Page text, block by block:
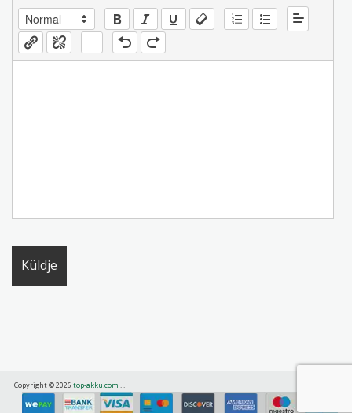
Copyright © 2026 top-akku.com ..